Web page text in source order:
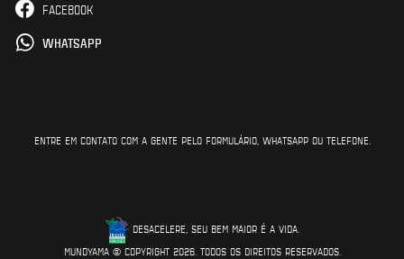
FACEBOOK
WHATSAPP
ENTRE EM CONTATO COM A GENTE PELO FORMULÁRIO, WHATSAPP OU TELEFONE.
DESACELERE, SEU BEM MAIOR É A VIDA.
MUNDYAMA © COPYRIGHT 2026. TODOS OS DIREITOS RESERVADOS.